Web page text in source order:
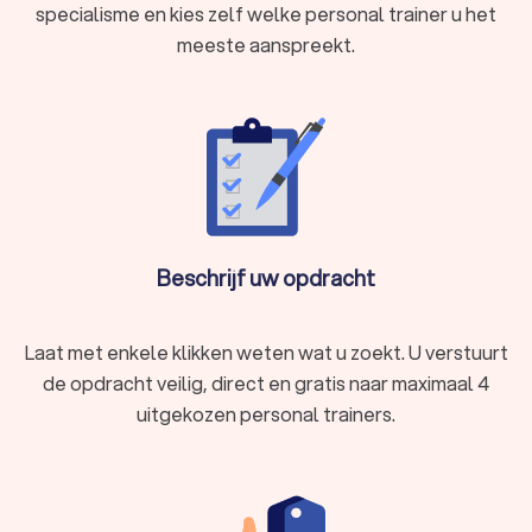
Waarom kiezen voor personal training in
iemand die naast u staat tijdens het sporten. Het is een
totaalpakket dat u helpt om doelgericht te werken, uw
techniek te verbeteren en gemotiveerd te blijven.
Persoonlijke aandacht
U krijgt een trainingsplan dat volledig op maat is gemaakt. Uw
Betere techniek
specialisme en kies zelf welke personal trainer u het
meeste aanspreekt.
Beschrijf uw opdracht
Laat met enkele klikken weten wat u zoekt. U verstuurt
de opdracht veilig, direct en gratis naar maximaal 4
uitgekozen personal trainers.